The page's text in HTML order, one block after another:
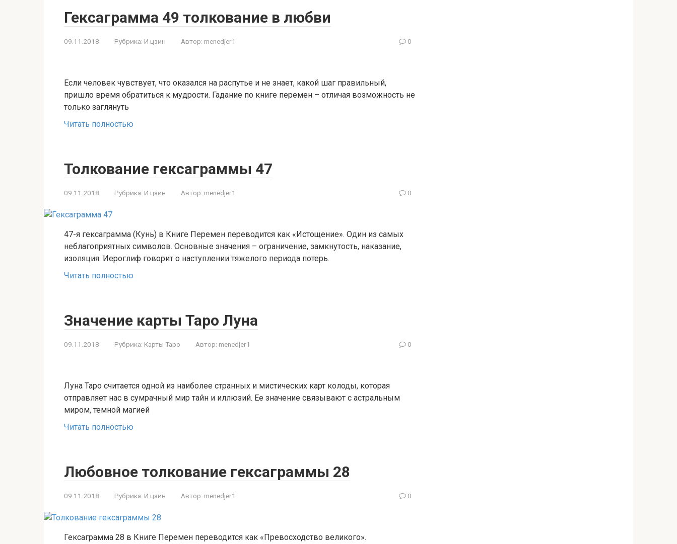
Гексаграмма 49 толкование в любви
09.11.2018 Рубрика: И цзин Автор: menedjer1 0
Если человек чувствует, что оказался на распутье и не знает, какой шаг правильный,
пришло время обратиться к мудрости. Гадание по книге перемен – отличая возможность не
только заглянуть
Читать полностью
Толкование гексаграммы 47
09.11.2018 Рубрика: И цзин Автор: menedjer1 0
47-я гексаграмма (Кунь) в Книге Перемен переводится как «Истощение». Один из самых
неблагоприятных символов. Основные значения – ограничение, замкнутость, наказание,
изоляция. Иероглиф говорит о наступлении тяжелого периода потерь.
Читать полностью
Значение карты Таро Луна
09.11.2018 Рубрика: Карты Таро Автор: menedjer1 0
Луна Таро считается одной из наиболее странных и мистических карт колоды, которая
отправляет нас в сумрачный мир тайн и иллюзий. Ее значение связывают с астральным
миром, темной магией
Читать полностью
Любовное толкование гексаграммы 28
09.11.2018 Рубрика: И цзин Автор: menedjer1 0
Гексаграмма 28 в Книге Перемен переводится как «Превосходство великого».